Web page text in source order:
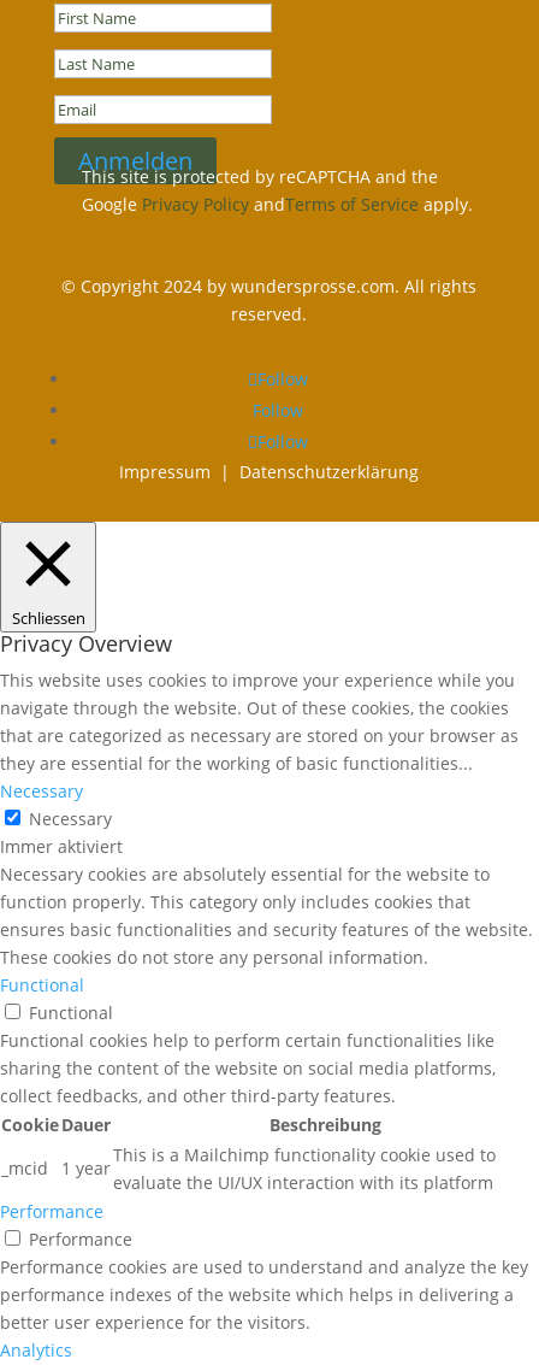
Anmelden
This site is protected by reCAPTCHA and the
Google Privacy PolicyandTerms of Service apply.
© Copyright 2024 by wundersprosse.com. All rights
reserved.
Follow
Follow
Follow
Impressum | Datenschutzerklärung
Schliessen
Privacy Overview
This website uses cookies to improve your experience while you
navigate through the website. Out of these cookies, the cookies
that are categorized as necessary are stored on your browser as
they are essential for the working of basic functionalities...
Necessary
Necessary
Immer aktiviert
Necessary cookies are absolutely essential for the website to
function properly. This category only includes cookies that
ensures basic functionalities and security features of the website.
These cookies do not store any personal information.
Functional
Functional
Functional cookies help to perform certain functionalities like
sharing the content of the website on social media platforms,
collect feedbacks, and other third-party features.
CookieDauer
Beschreibung
_mcid
1 year
This is a Mailchimp functionality cookie used to
evaluate the UI/UX interaction with its platform
Performance
Performance
Performance cookies are used to understand and analyze the key
performance indexes of the website which helps in delivering a
better user experience for the visitors.
Analytics